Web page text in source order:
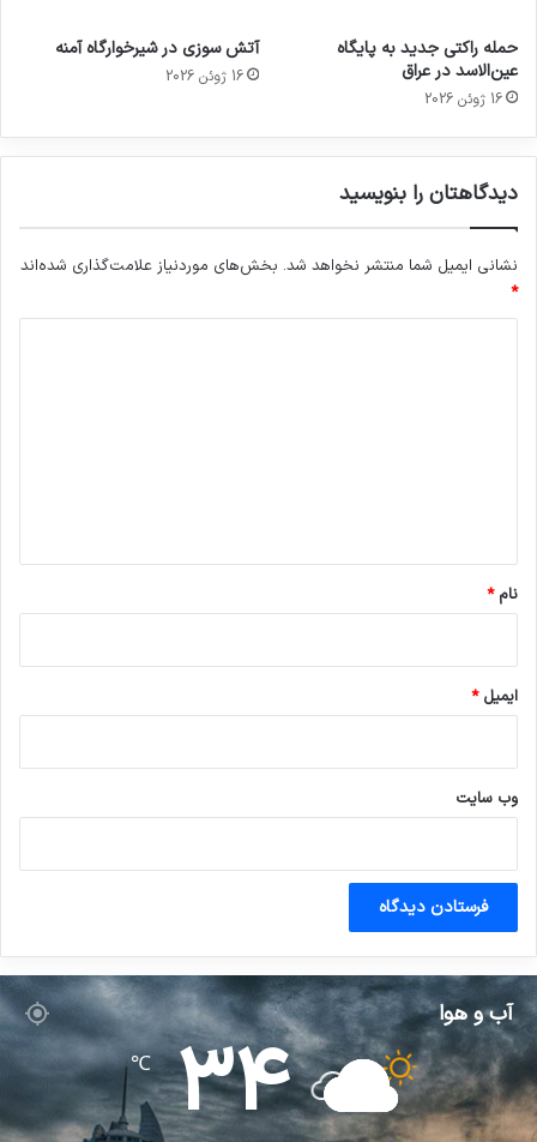
حمله راکتی جدید به پایگاه
عین‌الاسد در عراق
16 ژوئن 2026
آتش سوزی در شیرخوارگاه آمنه
16 ژوئن 2026
دیدگاهتان را بنویسید
نشانی ایمیل شما منتشر نخواهد شد. بخش‌های موردنیاز علامت‌گذاری شده‌اند
*
نام*
ایمیل*
وب‌ سایت
آب و هوا
34
℃